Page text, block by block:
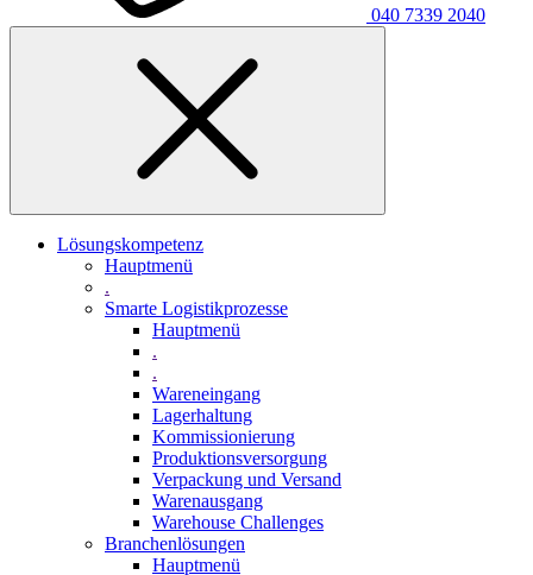
040 7339 2040
Lösungskompetenz
Hauptmenü
.
Smarte Logistikprozesse
Hauptmenü
.
.
Wareneingang
Lagerhaltung
Kommissionierung
Produktionsversorgung
Verpackung und Versand
Warenausgang
Warehouse Challenges
Branchenlösungen
Hauptmenü